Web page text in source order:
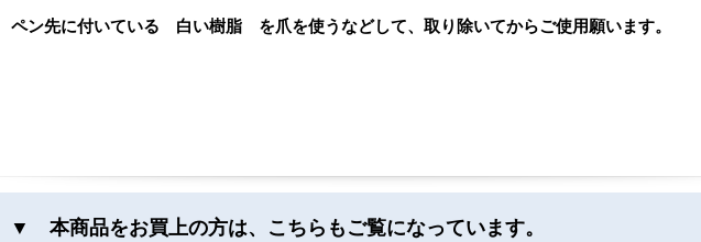
ペン先に付いている 白い樹脂 を爪を使うなどして、取り除いてからご使用願います。
▼ 本商品をお買上の方は、こちらもご覧になっています。